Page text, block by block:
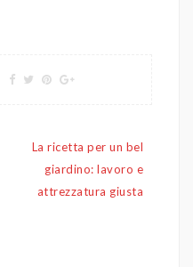
La ricetta per un bel
giardino: lavoro e
attrezzatura giusta